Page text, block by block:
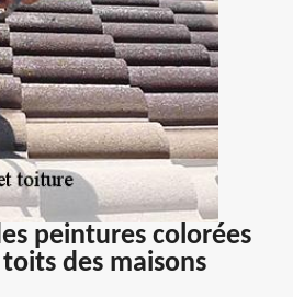
peintures colorées
des maisons